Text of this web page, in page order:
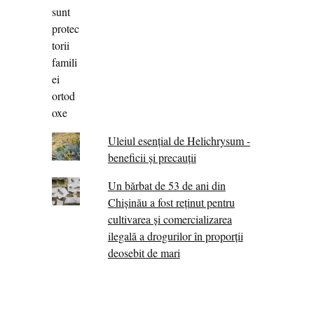
Uleiul esențial de Helichrysum -
beneficii și precauții
Un bărbat de 53 de ani din
Chișinău a fost reținut pentru
cultivarea și comercializarea
ilegală a drogurilor în proporții
deosebit de mari